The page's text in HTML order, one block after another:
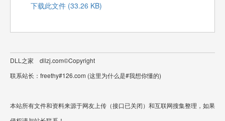
下载此文件 (33.26 KB)
DLL之家 dllzj.com©Copyright
联系站长：freethy#126.com (这里为什么是#我想你懂的)
本站所有文件和资料来源于网友上传（接口已关闭）和互联网搜集整理，如果